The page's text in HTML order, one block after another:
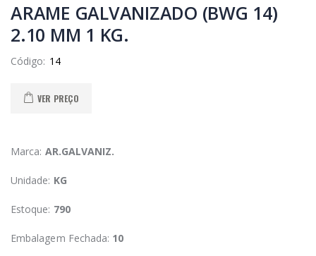
ARAME GALVANIZADO (BWG 14)
2.10 MM 1 KG.
Código:
VER PREÇO
Marca: AR.GALVANIZ.
Unidade: KG
Estoque: 790
Embalagem Fechada: 10